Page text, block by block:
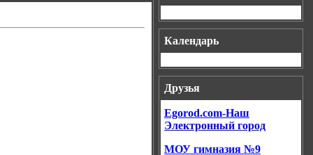
Календарь
Друзья
Egorod.com-Наш
Электронный город
МОУ гимназия №9